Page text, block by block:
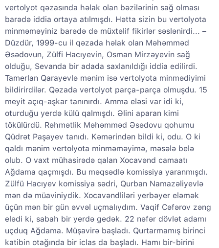
vertolyot qəzasında həlak olan bəzilərinin sağ olması
barədə iddia ortaya atılmışdı. Hətta sizin bu vertolyota
minməməyiniz barədə də müxtəlif fikirlər səslənirdi... –
Düzdür, 1999-cu il qəzada həlak olan Məhəmməd
Əsədovun, Zülfi Hacıyevin, Osman Mirzəyevin sağ
olduğu, Sevanda bir adada saxlanıldığı iddia edilirdi.
Tamerlan Qarayevlə mənim isə vertolyota minmədiyimi
bildirirdilər. Qəzada vertolyot parça-parça olmuşdu. 15
meyit açıq-aşkar tanınırdı. Amma eləsi var idi ki,
oturduğu yerdə külü qalmışdı. Əlini aparan kimi
tökülürdü. Rəhmətlik Məhəmməd Əsədovu qohumu
Qüdrət Paşayev tanıdı. Kəmərindən bildi ki, odu. O ki
qaldı mənim vertolyota minməməyimə, məsələ belə
olub. O vaxt mühasirədə qalan Xocavənd camaatı
Ağdama qaçmışdı. Bu məqsədlə komissiya yaranmışdı.
Zülfü Hacıyev komissiya sədri, Qurban Namazəliyevlə
mən də müaviniydik. Xocavəndliləri yerbəyer eləmək
üçün mən bir gün əvvəl uçmalıydım. Vaqif Cəfərov zəng
elədi ki, sabah bir yerdə gedək. 22 nəfər dövlət adamı
uçduq Ağdama. Müşavirə başladı. Qurtarmamış birinci
katibin otağında bir iclas da başladı. Hamı bir-birini